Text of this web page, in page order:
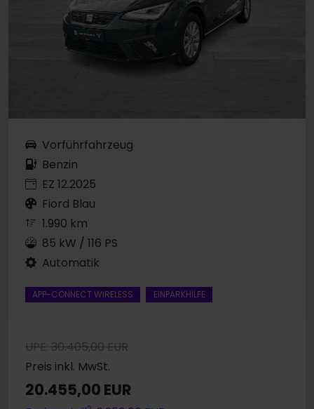
Vorführfahrzeug
Benzin
EZ 12.2025
Fiord Blau
1.990 km
85 kW / 116 PS
Automatik
APP-CONNECT WIRELESS EINPARKHILFE
UPE: 30.405,00 EUR
Preis inkl. MwSt.
20.455,00 EUR